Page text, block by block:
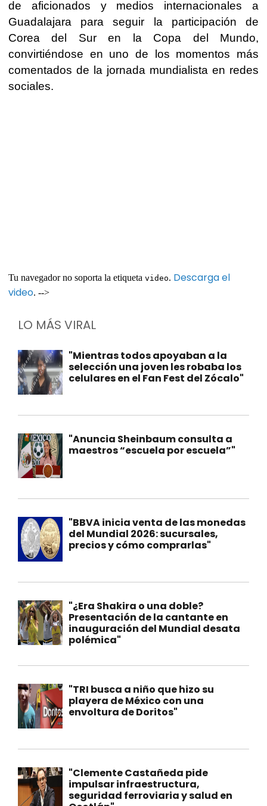
de aficionados y medios internacionales a
Guadalajara para seguir la participación de
Corea del Sur en la Copa del Mundo,
convirtiéndose en uno de los momentos más
comentados de la jornada mundialista en redes
sociales.
Tu navegador no soporta la etiqueta video. Descarga el
video. -->
LO MÁS VIRAL
"Mientras todos apoyaban a la
selección una joven les robaba los
celulares en el Fan Fest del Zócalo"
"Anuncia Sheinbaum consulta a
maestros “escuela por escuela”"
"BBVA inicia venta de las monedas
del Mundial 2026: sucursales,
precios y cómo comprarlas"
"¿Era Shakira o una doble?
Presentación de la cantante en
inauguración del Mundial desata
polémica"
"TRI busca a niño que hizo su
playera de México con una
envoltura de Doritos"
"Clemente Castañeda pide
impulsar infraestructura,
seguridad ferroviaria y salud en